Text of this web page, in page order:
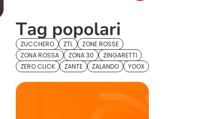
Tag popolari
ZUCCHERO ZTL
ZONE ROSSE
ZONA ROSSA
ZONA 30
ZINGARETTI
ZERO CLICK
ZANTE ZALANDO YOOX